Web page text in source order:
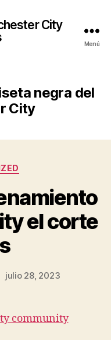
City
Menú
negra del
City
el corte
julio 28, 2023